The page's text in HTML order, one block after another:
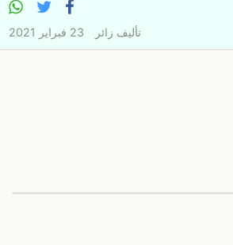
تأليف زائر 23 فبراير 2021